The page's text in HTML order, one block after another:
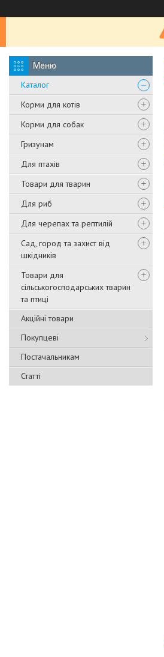
Каталог
Корми для котів
Корми для собак
Гризунам
Для птахів
Товари для тварин
Для риб
Для черепах та рептилій
Сад, город та захист від
шкідників
Товари для
сільськогосподарських тварин
та птиці
Акційні товари
Покупцеві
Постачальникам
Статті